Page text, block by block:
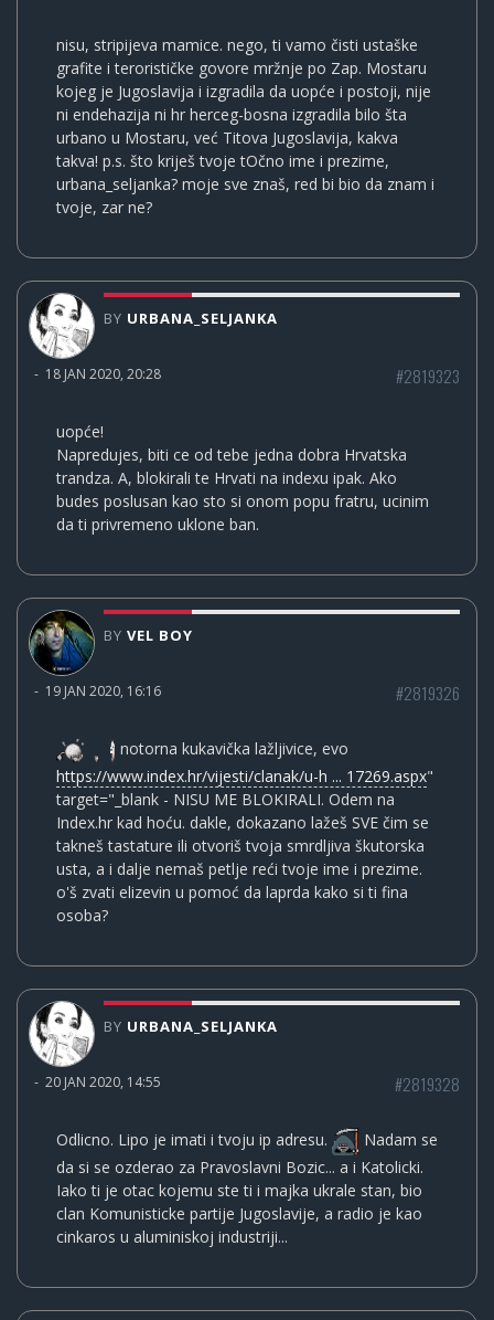
nisu, stripijeva mamice. nego, ti vamo čisti ustaške
grafite i terorističke govore mržnje po Zap. Mostaru
kojeg je Jugoslavija i izgradila da uopće i postoji, nije
ni endehazija ni hr herceg-bosna izgradila bilo šta
urbano u Mostaru, već Titova Jugoslavija, kakva
takva! p.s. što kriješ tvoje tOčno ime i prezime,
urbana_seljanka? moje sve znaš, red bi bio da znam i
tvoje, zar ne?
BY URBANA_SELJANKA
- 18 JAN 2020, 20:28 #2819323
uopće!
Napredujes, biti ce od tebe jedna dobra Hrvatska
trandza. A, blokirali te Hrvati na indexu ipak. Ako
budes poslusan kao sto si onom popu fratru, ucinim
da ti privremeno uklone ban.
BY VEL BOY
- 19 JAN 2020, 16:16 #2819326
notorna kukavička lažljivice, evo
https://www.index.hr/vijesti/clanak/u-h ... 17269.aspx"
target="_blank - NISU ME BLOKIRALI. Odem na
Index.hr kad hoću. dakle, dokazano lažeš SVE čim se
takneš tastature ili otvoriš tvoja smrdljiva škutorska
usta, a i dalje nemaš petlje reći tvoje ime i prezime.
o'š zvati elizevin u pomoć da laprda kako si ti fina
osoba?
BY URBANA_SELJANKA
- 20 JAN 2020, 14:55 #2819328
Odlicno. Lipo je imati i tvoju ip adresu.
Nadam se
da si se ozderao za Pravoslavni Bozic... a i Katolicki.
Iako ti je otac kojemu ste ti i majka ukrale stan, bio
clan Komunisticke partije Jugoslavije, a radio je kao
cinkaros u aluminiskoj industriji...